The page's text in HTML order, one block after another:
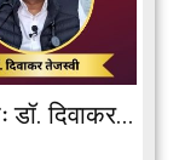
दिवाकर...